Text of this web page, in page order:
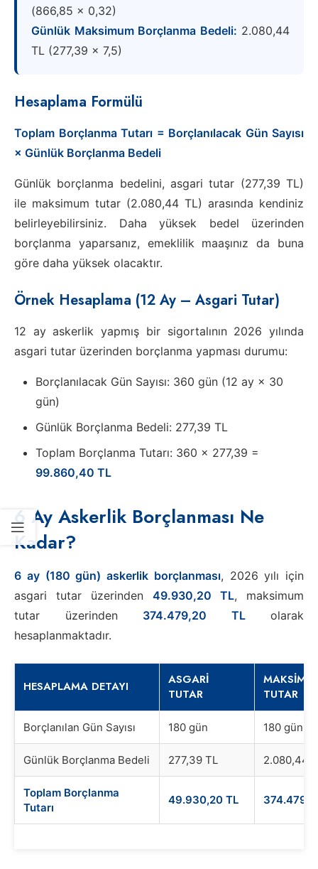
(866,85 × 0,32)
Günlük Maksimum Borçlanma Bedeli: 2.080,44
TL (277,39 × 7,5)
Hesaplama Formülü
Toplam Borçlanma Tutarı = Borçlanılacak Gün Sayısı
× Günlük Borçlanma Bedeli
Günlük borçlanma bedelini, asgari tutar (277,39 TL)
ile maksimum tutar (2.080,44 TL) arasında kendiniz
belirleyebilirsiniz. Daha yüksek bedel üzerinden
borçlanma yaparsanız, emeklilik maaşınız da buna
göre daha yüksek olacaktır.
Örnek Hesaplama (12 Ay – Asgari Tutar)
12 ay askerlik yapmış bir sigortalının 2026 yılında
asgari tutar üzerinden borçlanma yapması durumu:
Borçlanılacak Gün Sayısı: 360 gün (12 ay × 30
gün)
Günlük Borçlanma Bedeli: 277,39 TL
Toplam Borçlanma Tutarı: 360 × 277,39 =
99.860,40 TL
6 Ay Askerlik Borçlanması Ne
Kadar?
6 ay (180 gün) askerlik borçlanması, 2026 yılı için
asgari tutar üzerinden 49.930,20 TL, maksimum
tutar üzerinden 374.479,20 TLolarak
hesaplanmaktadır.
HESAPLAMA DETAYI
ASGARI
TUTAR
TUTAR
Borçlanılan Gün Sayısı 180 gün 180 gün
Günlük Borçlanma Bedeli 277,39 TL 2.080,44
Toplam Borçlanma
Tutarı
49.930,20 TL